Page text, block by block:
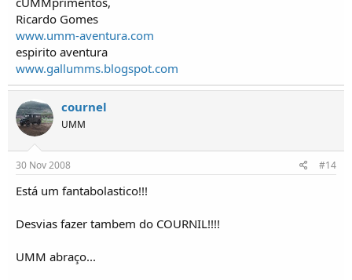
Ricardo Gomes
www.umm-aventura.com
espirito aventura
www.gallumms.blogspot.com
cournel
UMM
30 Nov 2008 #14
Está um fantabolastico!!!
Desvias fazer tambem do COURNIL!!!!
UMM abraço...